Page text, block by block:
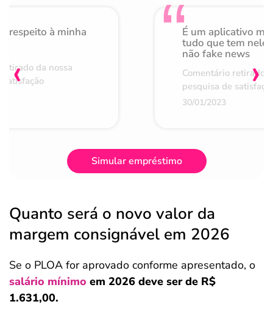
respeito à minha
da nossa
É um aplicativo
tudo que tem nele
não fake news
Comentário retirado
pesquisa de
30/01/2023
‹ ›
Simular empréstimo
Quanto será o novo valor da
margem consignável em 2026
Se o PLOA for aprovado conforme apresentado, o
salário mínimo em 2026 deve ser de R$
1.631,00.